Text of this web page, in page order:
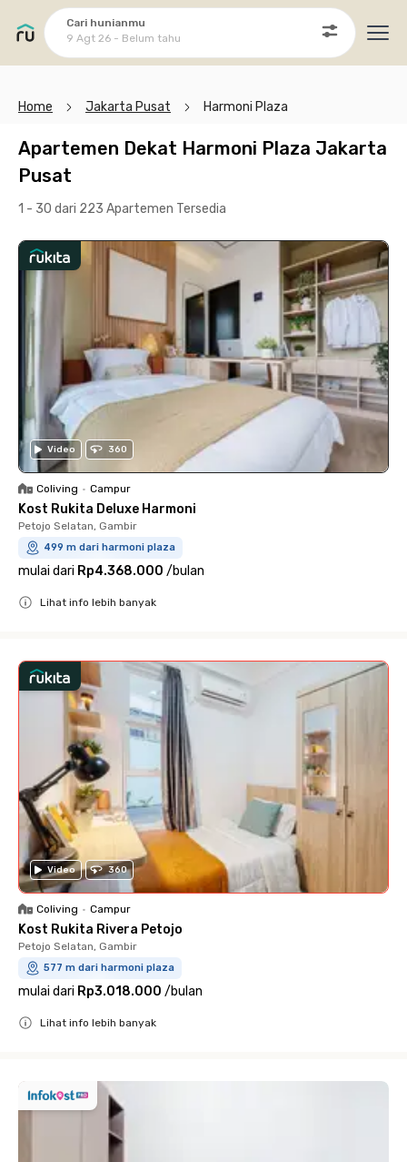
Cari hunianmu
9 Agt 26 - Belum tahu
Home Jakarta Pusat Harmoni Plaza
Apartemen Dekat Harmoni Plaza Jakarta
Pusat
1 - 30 dari 223 Apartemen Tersedia
Video 360
Coliving • Campur
Kost Rukita Deluxe Harmoni
Petojo Selatan, Gambir
499 m dari harmoni plaza
mulai dari Rp4.368.000 /bulan
Lihat info lebih banyak
Video 360
Coliving • Campur
Kost Rukita Rivera Petojo
Petojo Selatan, Gambir
577 m dari harmoni plaza
mulai dari Rp3.018.000 /bulan
Lihat info lebih banyak